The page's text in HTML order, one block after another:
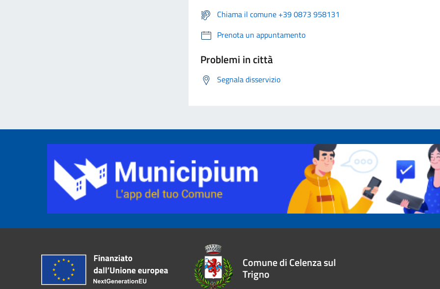
Chiama il comune +39 0873 958131
Prenota un appuntamento
Problemi in città
Segnala disservizio
Comune di Celenza sul
Trigno